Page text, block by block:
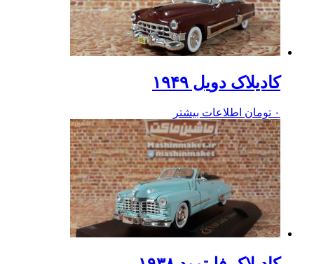
کادیلاک دویل ۱۹۴۹
۰ تومان اطلاعات بیشتر